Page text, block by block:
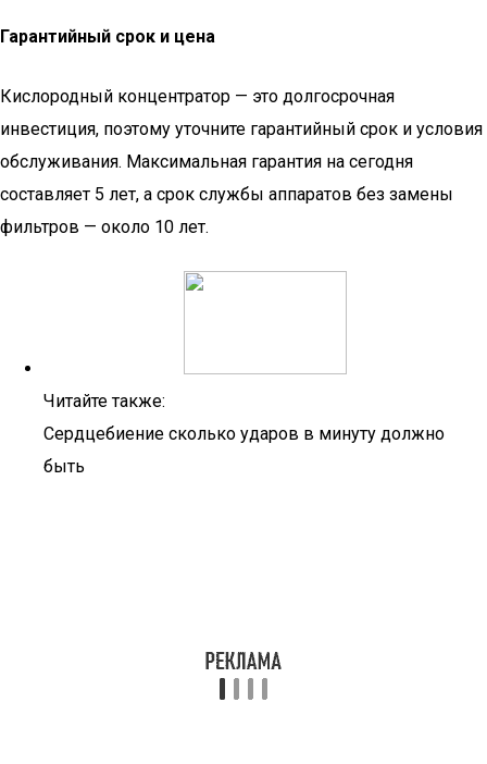
Гарантийный срок и цена
Кислородный концентратор — это долгосрочная
инвестиция, поэтому уточните гарантийный срок и условия
обслуживания. Максимальная гарантия на сегодня
составляет 5 лет, а срок службы аппаратов без замены
фильтров — около 10 лет.
Читайте также:
Сердцебиение сколько ударов в минуту должно
быть